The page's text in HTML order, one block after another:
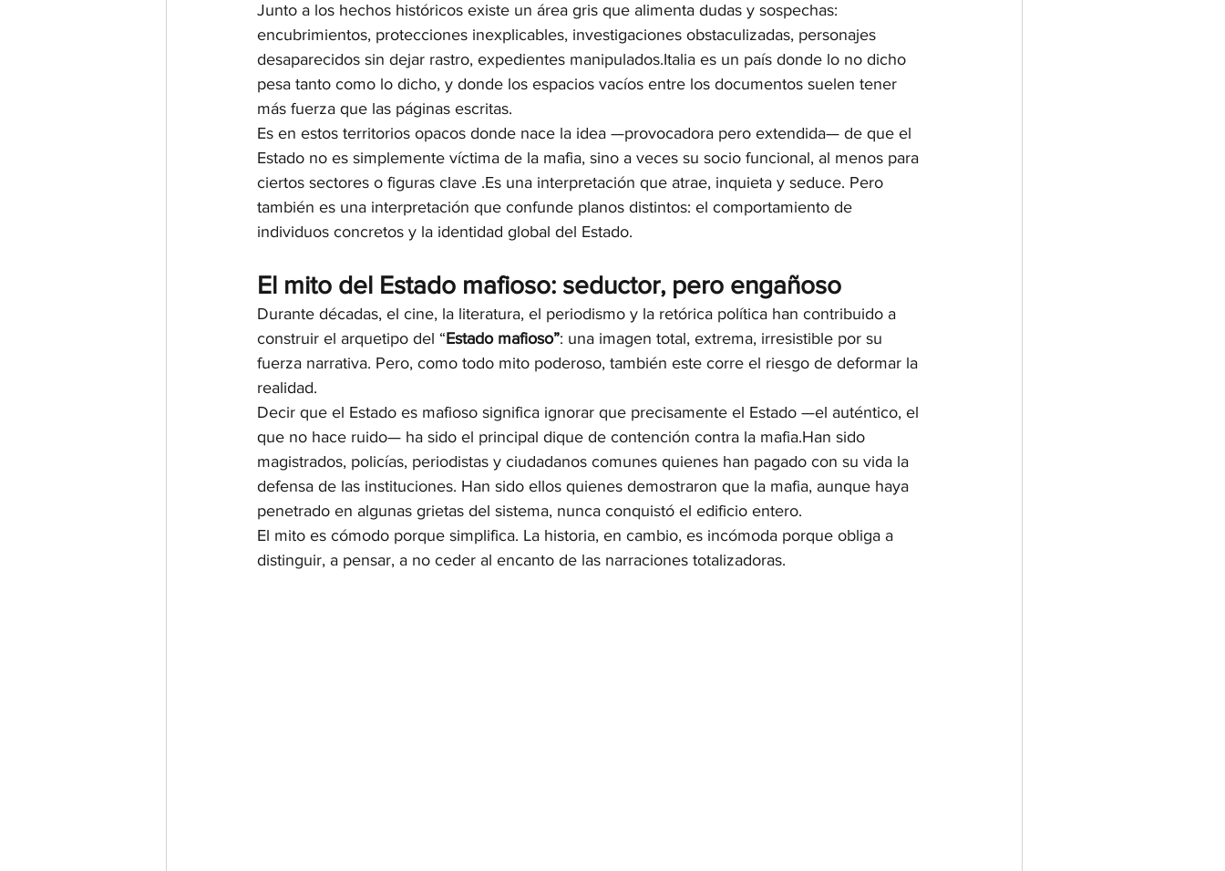
Junto a los hechos históricos existe un área gris que alimenta dudas y sospechas:
encubrimientos, protecciones inexplicables, investigaciones obstaculizadas, personajes
desaparecidos sin dejar rastro, expedientes manipulados.Italia es un país donde lo no dicho
pesa tanto como lo dicho, y donde los espacios vacíos entre los documentos suelen tener
más fuerza que las páginas escritas.
Es en estos territorios opacos donde nace la idea —provocadora pero extendida— de que el
Estado no es simplemente víctima de la mafia, sino a veces su socio funcional, al menos para
ciertos sectores o figuras clave .Es una interpretación que atrae, inquieta y seduce. Pero
también es una interpretación que confunde planos distintos: el comportamiento de
individuos concretos y la identidad global del Estado.
El mito del Estado mafioso: seductor, pero engañoso
Durante décadas, el cine, la literatura, el periodismo y la retórica política han contribuido a
construir el arquetipo del “Estado mafioso”: una imagen total, extrema, irresistible por su
fuerza narrativa. Pero, como todo mito poderoso, también este corre el riesgo de deformar la
realidad.
Decir que el Estado es mafioso significa ignorar que precisamente el Estado —el auténtico, el
que no hace ruido— ha sido el principal dique de contención contra la mafia.Han sido
magistrados, policías, periodistas y ciudadanos comunes quienes han pagado con su vida la
defensa de las instituciones. Han sido ellos quienes demostraron que la mafia, aunque haya
penetrado en algunas grietas del sistema, nunca conquistó el edificio entero.
El mito es cómodo porque simplifica. La historia, en cambio, es incómoda porque obliga a
distinguir, a pensar, a no ceder al encanto de las narraciones totalizadoras.